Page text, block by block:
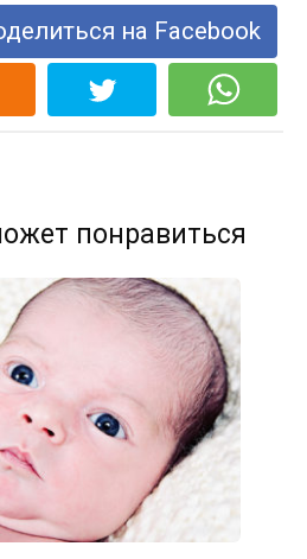
на Facebook
понравиться